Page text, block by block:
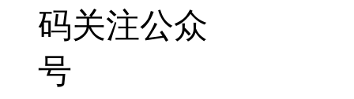
码关注公众
号